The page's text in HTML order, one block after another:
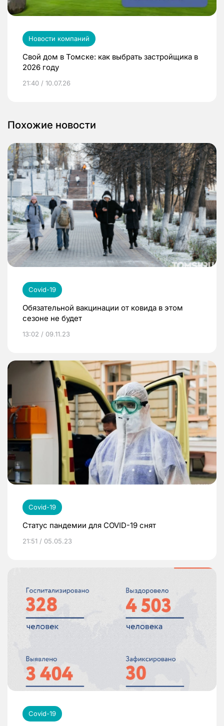
Новости компаний
Свой дом в Томске: как выбрать застройщика в
2026 году
21:40 / 10.07.26
Похожие новости
Covid-19
Обязательной вакцинации от ковида в этом
сезоне не будет
13:02 / 09.11.23
Covid-19
Статус пандемии для COVID-19 снят
21:51 / 05.05.23
Covid-19